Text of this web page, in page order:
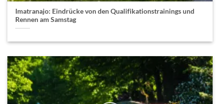
Imatranajo: Eindrücke von den Qualifikationstrainings und
Rennen am Samstag